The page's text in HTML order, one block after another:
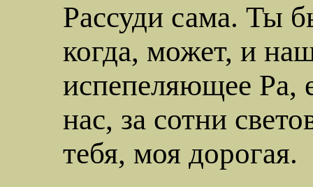
Рассуди сама. Ты
когда, может, и
испепеляющее Ра,
нас, за сотни
тебя, моя дорогая.